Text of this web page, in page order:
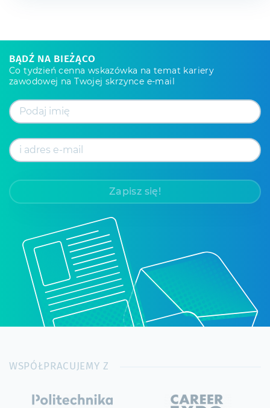
BĄDŹ NA BIEŻĄCO
Co tydzień cenna wskazówka na temat kariery
zawodowej na Twojej skrzynce e-mail
Zapisz się!
WSPÓŁPRACUJEMY Z